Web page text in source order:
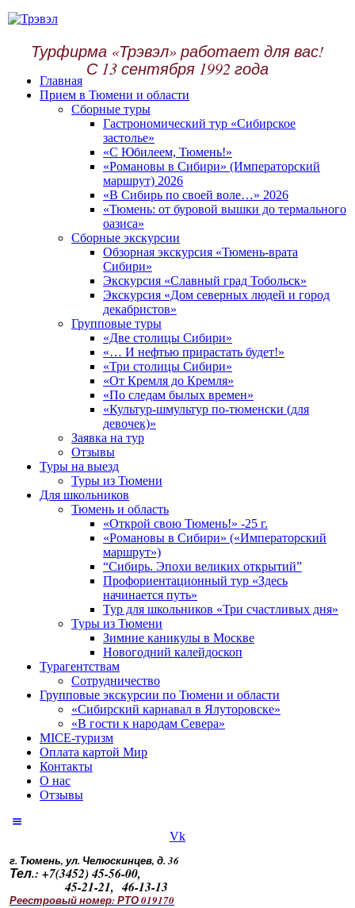
Турфирма «Трэвэл» работает для вас!
С 13 сентября 1992 года
Главная
Прием в Тюмени и области
Сборные туры
Гастрономический тур «Сибирское
застолье»
«С Юбилеем, Тюмень!»
«Романовы в Сибири» (Императорский
маршрут) 2026
«В Сибирь по своей воле…» 2026
«Тюмень: от буровой вышки до термального
оазиса»
Сборные экскурсии
Обзорная экскурсия «Тюмень-врата
Сибири»
Экскурсия «Славный град Тобольск»
Экскурсия «Дом северных людей и город
декабристов»
Групповые туры
«Две столицы Сибири»
«… И нефтью прирастать будет!»
«Три столицы Сибири»
«От Кремля до Кремля»
«По следам былых времен»
«Культур-шмультур по-тюменски (для
девочек)»
Заявка на тур
Отзывы
Туры на выезд
Туры из Тюмени
Для школьников
Тюмень и область
«Открой свою Тюмень!» -25 г.
«Романовы в Сибири» («Императорский
маршрут»)
“Сибирь. Эпохи великих открытий”
Профориентационный тур «Здесь
начинается путь»
Тур для школьников «Три счастливых дня»
Туры из Тюмени
Зимние каникулы в Москве
Новогодний калейдоскоп
Турагентствам
Сотрудничество
Групповые экскурсии по Тюмени и области
«Сибирский карнавал в Ялуторовске»
«В гости к народам Севера»
MICE-туризм
Оплата картой Мир
Контакты
О нас
Отзывы
Vk
г. Тюмень, ул. Челюскинцев, д. 36
Тел.: +7(3452) 45-56-00,
45-21-21, 46-13-13
Реестровый номер: РТО 019170